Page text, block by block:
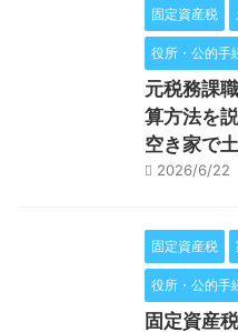
固定資産税
役所・公的手
元税務課
算方法を
空き家で
2026/6/22
固定資産税
役所・公的手
固定資産